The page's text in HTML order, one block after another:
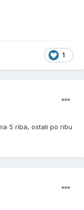
1
5 riba, ostali po ribu